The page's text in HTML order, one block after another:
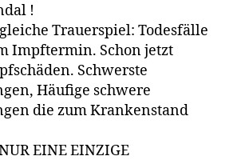
!
Trauerspiel: Todesfälle
Impftermin. Schon jetzt
Schwerste
Häufige schwere
die zum Krankenstand
EINE EINZIGE